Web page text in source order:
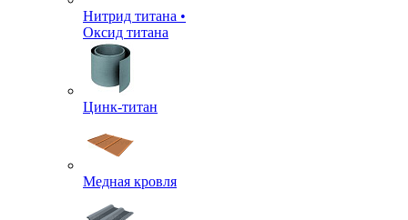
Нитрид титана •
Оксид титана
Цинк-титан
Медная кровля